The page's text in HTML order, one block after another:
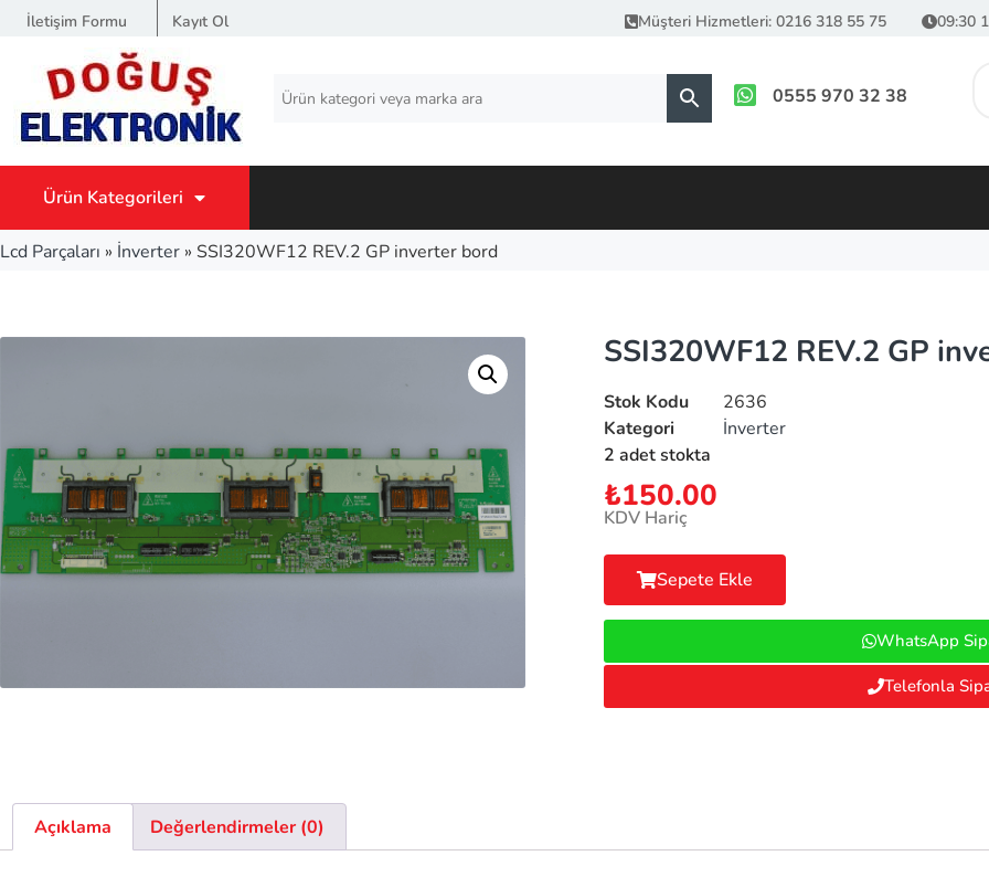
İletişim Formu Kayıt Ol Müşteri Hizmetleri: 0216 318 55 75 09:30
0555 970 32 38
Ürün Kategorileri
Lcd Parçaları » İnverter » SSI320WF12 REV.2 GP inverter bord
SSI320WF12 REV.2 GP
Stok Kodu
2636
Kategori
İnverter
2 adet stokta
₺150.00
KDV Hariç
Sepete Ekle
WhatsApp
Telefonla
Açıklama Değerlendirmeler (0)